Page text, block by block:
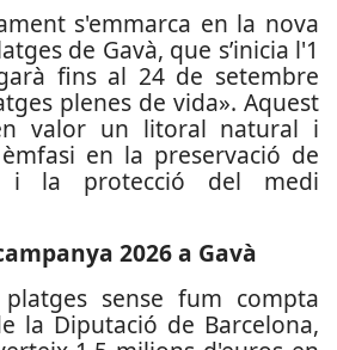
s'emmarca en la nova
de Gavà, que s’inicia l'1
fins al 24 de setembre
plenes de vida». Aquest
valor un litoral natural i
en la preservació de
i la protecció del medi
2026 a Gavà
sense fum compta
la Diputació de Barcelona,